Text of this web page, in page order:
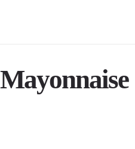
Mayonnaise